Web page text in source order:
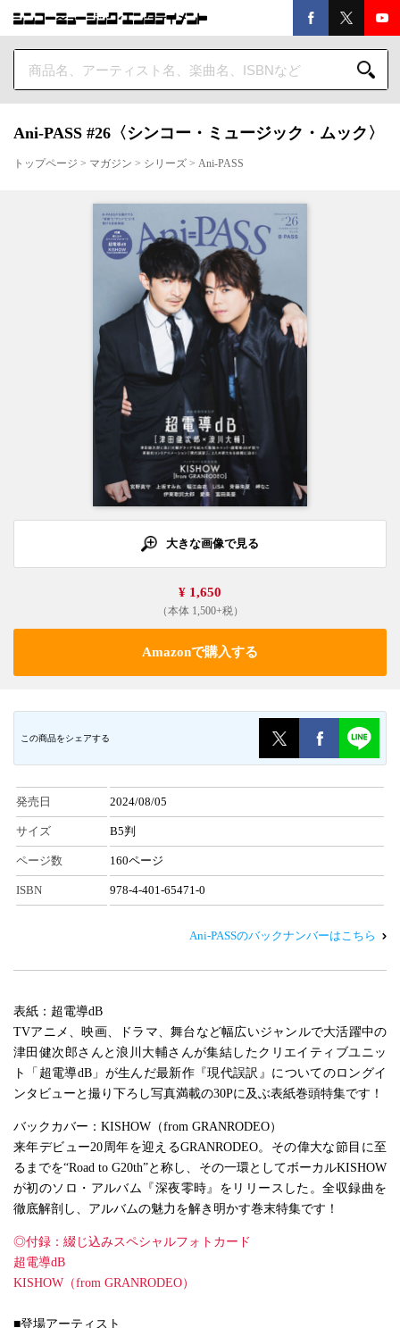
Ani-PASS #26〈シンコー・ミュージック・ムック〉
トップページ > マガジン > シリーズ > Ani-PASS
大きな画像で見る
¥ 1,650
（本体 1,500+税）
Amazonで購入する
この商品をシェアする
発売日 2024/08/05
サイズ B5判
ページ数 160ページ
ISBN 978-4-401-65471-0
Ani-PASSのバックナンバーはこちら
表紙：超電導dB
TVアニメ、映画、ドラマ、舞台など幅広いジャンルで大活躍中の
津田健次郎さんと浪川大輔さんが集結したクリエイティブユニッ
ト「超電導dB」が生んだ最新作『現代誤訳』についてのロングイ
ンタビューと撮り下ろし写真満載の30Pに及ぶ表紙巻頭特集です！
バックカバー：KISHOW（from GRANRODEO）
来年デビュー20周年を迎えるGRANRODEO。その偉大な節目に至
るまでを“Road to G20th”と称し、その一環としてボーカルKISHOW
が初のソロ・アルバム『深夜零時』をリリースした。全収録曲を
徹底解剖し、アルバムの魅力を解き明かす巻末特集です！
◎付録：綴じ込みスペシャルフォトカード
超電導dB
KISHOW（from GRANRODEO）
■登場アーティスト